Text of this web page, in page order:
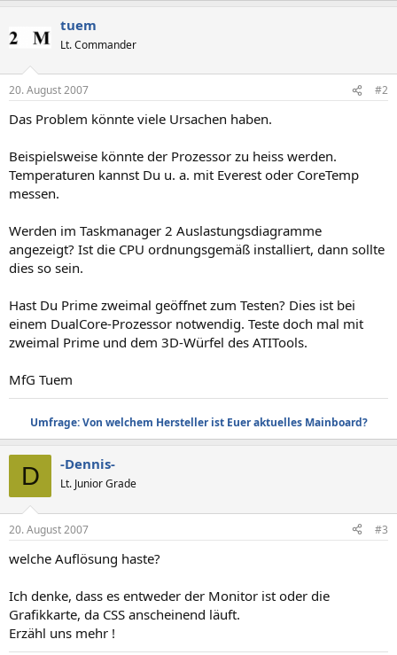
tuem
Lt. Commander
20. August 2007 #2
Das Problem könnte viele Ursachen haben.
Beispielsweise könnte der Prozessor zu heiss werden.
Temperaturen kannst Du u. a. mit Everest oder CoreTemp
messen.
Werden im Taskmanager 2 Auslastungsdiagramme
angezeigt? Ist die CPU ordnungsgemäß installiert, dann sollte
dies so sein.
Hast Du Prime zweimal geöffnet zum Testen? Dies ist bei
einem DualCore-Prozessor notwendig. Teste doch mal mit
zweimal Prime und dem 3D-Würfel des ATITools.
MfG Tuem
Umfrage: Von welchem Hersteller ist Euer aktuelles Mainboard?
D -Dennis-
Lt. Junior Grade
20. August 2007 #3
welche Auflösung haste?
Ich denke, dass es entweder der Monitor ist oder die
Grafikkarte, da CSS anscheinend läuft.
Erzähl uns mehr !